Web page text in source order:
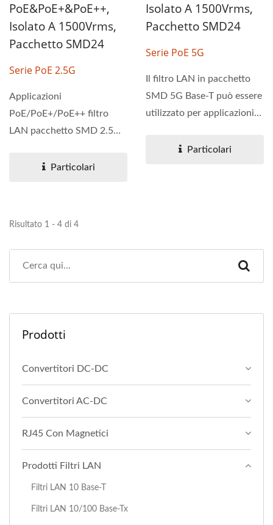
PoE&PoE+&PoE++,
Isolato A 1500Vrms,
Pacchetto SMD24
Serie PoE 2.5G
Applicazioni
PoE/PoE+/PoE++ filtro
LAN pacchetto SMD 2.5G
progettata...Particolari
Isolato A 1500Vrms,
Pacchetto SMD24
Serie PoE 5G
Il filtro LAN in pacchetto
SMD 5G Base-T può essere
utilizzato per applicazioni
Particolari
Risultato 1 - 4 di 4
Prodotti
Convertitori DC-DC
Convertitori AC-DC
RJ45 Con Magnetici
Prodotti Filtri LAN
Filtri LAN 10 Base-T
Filtri LAN 10/100 Base-Tx